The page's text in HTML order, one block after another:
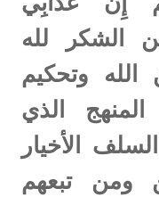
ومن الشكر لله
وتحكيم
الذي
الأخيار
ومن تبعهم